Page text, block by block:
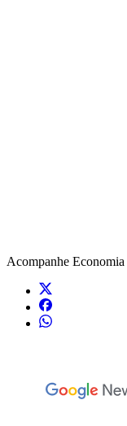
Acompanhe Economia